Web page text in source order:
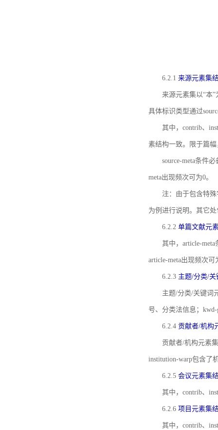
6.2.1 来源元素集
来源元素集以“本
具体标识类型通过
其中，contrib、
素结构一致。限于篇
source-meta条件
meta出现频次可为0。
注：由于包含特殊
为例进行说明。其它
6.2.2 单篇文献元
其中，article-
article-meta出现频次可
6.2.3 主题/分类/
主题/分类/关键词
号、分类法信息；
6.2.4 贡献者/机构
贡献者/机构元素
institution-warp包含了
6.2.5 会议元素集
其中，contrib、
6.2.6 项目元素集
其中，contrib、